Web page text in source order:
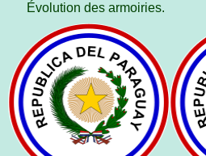
Évolution des armoiries.